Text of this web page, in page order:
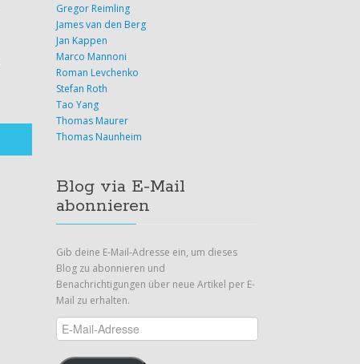
21. Juni 2024
Also this week there were many news around
Microsoft Azure! Here as always the overview for you:
Have fun reading and trying it out…
Gregor Reimling
James van den Berg
Jan Kappen
Marco Mannoni
Roman Levchenko
Stefan Roth
Tao Yang
Thomas Maurer
Thomas Naunheim
Blog via E-Mail
abonnieren
Gib deine E-Mail-Adresse ein, um dieses
Blog zu abonnieren und
Benachrichtigungen über neue Artikel per E-
Mail zu erhalten.
E-
Mail-
Adresse